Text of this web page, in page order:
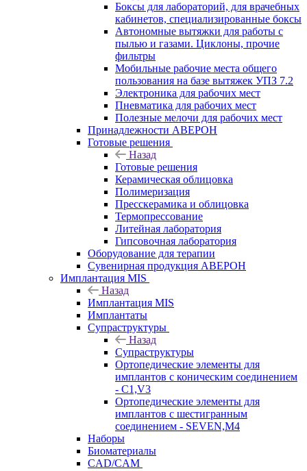
Боксы для лабораторий, для врачебных
кабинетов, специализированные боксы
Автономные вытяжки для работы с
пылью и газами. Циклоны, прочие
фильтры
Мобильные рабочие места общего
пользования на базе вытяжек УПЗ 7.2
Электроника для рабочих мест
Пневматика для рабочих мест
Полезные мелочи для рабочих мест
Принадлежности АВЕРОН
Готовые решения
Назад
Готовые решения
Керамическая облицовка
Полимеризация
Пресскерамика и облицовка
Термопрессование
Литейная лаборатория
Гипсовочная лаборатория
Оборудование для терапии
Сувенирная продукция АВЕРОН
Имплантация MIS
Назад
Имплантация MIS
Имплантаты
Супраструктуры
Назад
Супраструктуры
Ортопедические элементы для
имплантов с коническим соединением
- C1,V3
Ортопедические элементы для
имплантов с шестигранным
соединением - SEVEN,M4
Наборы
Биоматериалы
CAD/CAM